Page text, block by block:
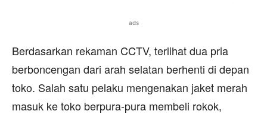
ads
Berdasarkan rekaman CCTV, terlihat dua pria
berboncengan dari arah selatan berhenti di depan
toko. Salah satu pelaku mengenakan jaket merah
masuk ke toko berpura-pura membeli rokok,